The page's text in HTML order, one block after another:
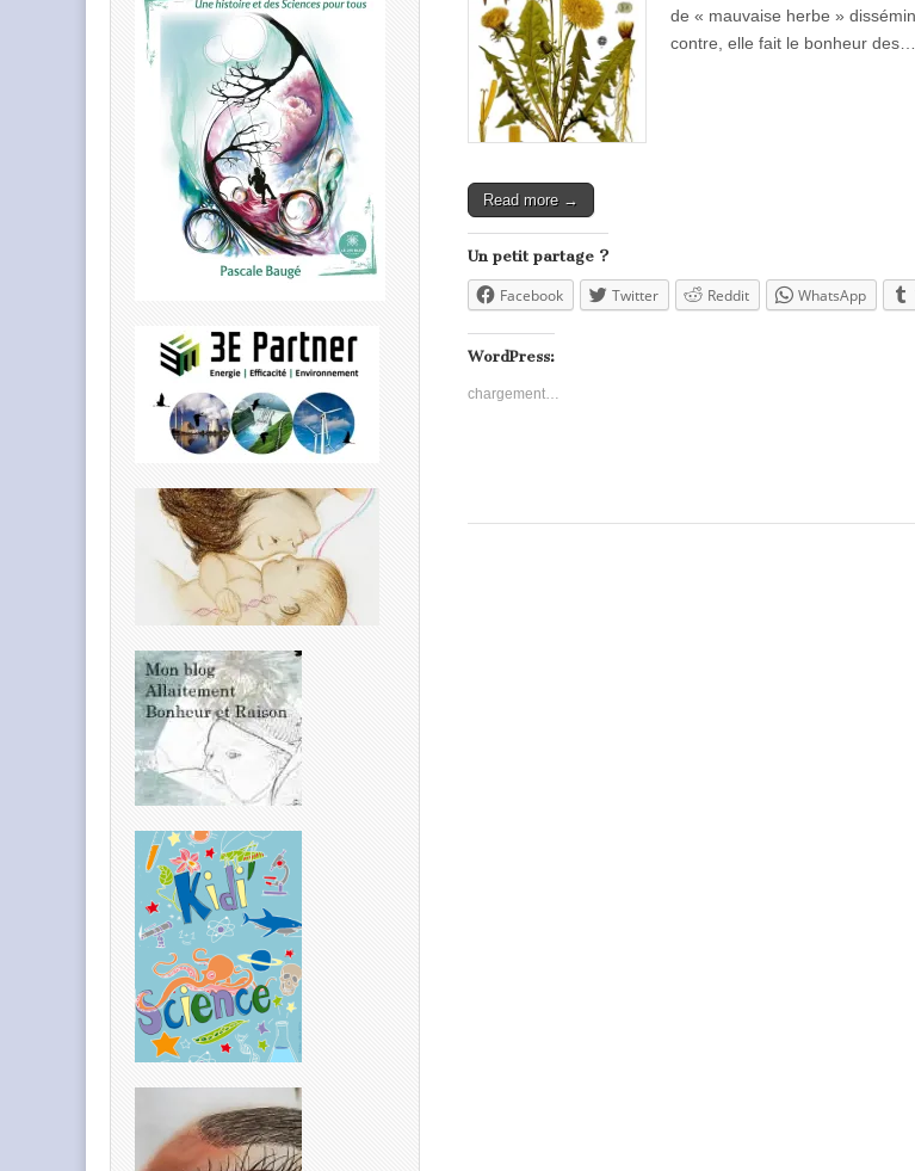
de « mauvaise herbe »
contre, elle fait le bonheur des…
Read more →
Un petit partage ?
Facebook Twitter Reddit WhatsApp
WordPress:
chargement…